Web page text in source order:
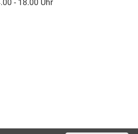
- 18.00 Uhr